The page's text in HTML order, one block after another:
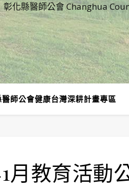
彰化縣醫師公會 Changhua
師公會健康台灣深耕計畫專區
月教育活動